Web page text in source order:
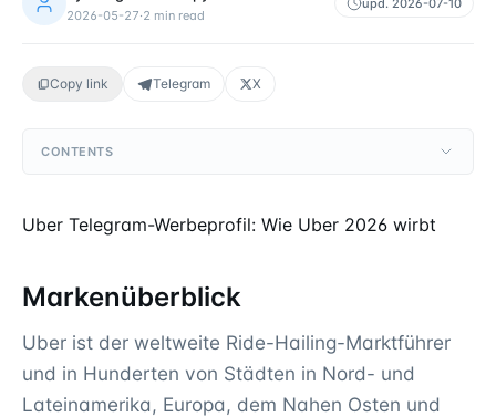
2026-05-27·2 min read
upd. 2026-07-10
Copy link Telegram X
CONTENTS
Uber Telegram-Werbeprofil: Wie Uber 2026 wirbt
Markenüberblick
Uber ist der weltweite Ride-Hailing-Marktführer
und in Hunderten von Städten in Nord- und
Lateinamerika, Europa, dem Nahen Osten und